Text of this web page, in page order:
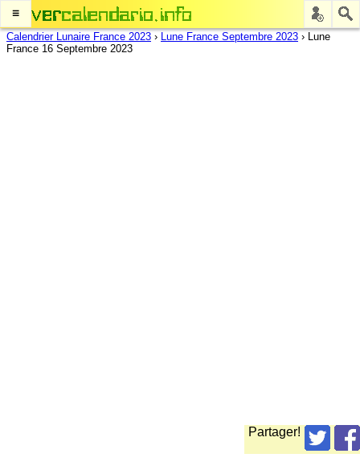
≡
Calendrier Lunaire France 2023 › Lune France Septembre 2023 › Lune
France 16 Septembre 2023
Partager!